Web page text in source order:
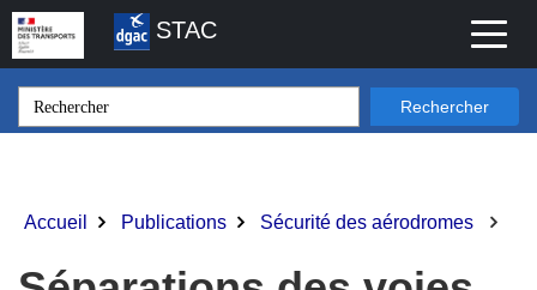
Aller
au
contenu
principal
Toggle
STAC
Rechercher
d'Ariane
Accueil Publications Sécurité des aérodromes